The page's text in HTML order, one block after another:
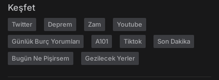
Keşfet
Twitter Deprem Zam Youtube
Günlük Burç Yorumları A101 Tiktok Son Dakika
Bugün Ne Pişirsem Gezilecek Yerler